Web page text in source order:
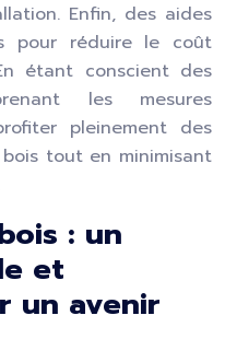
Enfin, des aides
pour réduire le coût
étant conscient des
les mesures
pleinement des
tout en minimisant
: un
et
un avenir